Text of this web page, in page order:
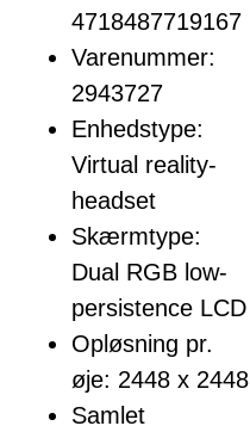
4718487719167
Varenummer:
2943727
Enhedstype:
Virtual reality-
headset
Skærmtype:
Dual RGB low-
persistence LCD
Opløsning pr.
øje: 2448 x 2448
Samlet